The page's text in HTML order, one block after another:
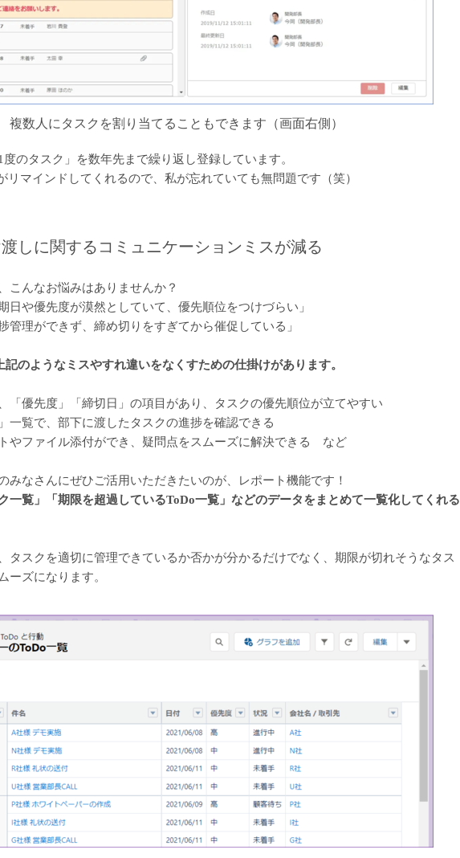
複数人にタスクを割り当てることもできます（画面右側）
のタスク」を数年先まで繰り返し登録しています。
リマインドしてくれるので、私が忘れていても無問題です（笑）
しに関するコミュニケーションミスが減る
こんなお悩みはありませんか？
日や優先度が漠然としていて、優先順位をつけづらい」
管理ができず、締め切りをすぎてから催促している」
のようなミスやすれ違いをなくすための仕掛けがあります。
「優先度」「締切日」の項目があり、タスクの優先順位が立てやすい
一覧で、部下に渡したタスクの進捗を確認できる
やファイル添付ができ、疑問点をスムーズに解決できる など
みなさんにぜひご活用いただきたいのが、レポート機能です！
一覧」「期限を超過しているToDo一覧」などのデータをまとめて一覧化してくれる
タスクを適切に管理できているか否かが分かるだけでなく、期限が切れそうなタス
ーズになります。